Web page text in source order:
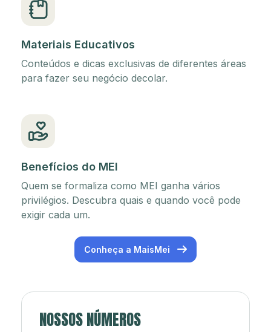
Materiais Educativos
Conteúdos e dicas exclusivas de diferentes áreas
para fazer seu negócio decolar.
Benefícios do MEI
Quem se formaliza como MEI ganha vários
privilégios. Descubra quais e quando você pode
exigir cada um.
Conheça a MaisMei
NOSSOS NÚMEROS